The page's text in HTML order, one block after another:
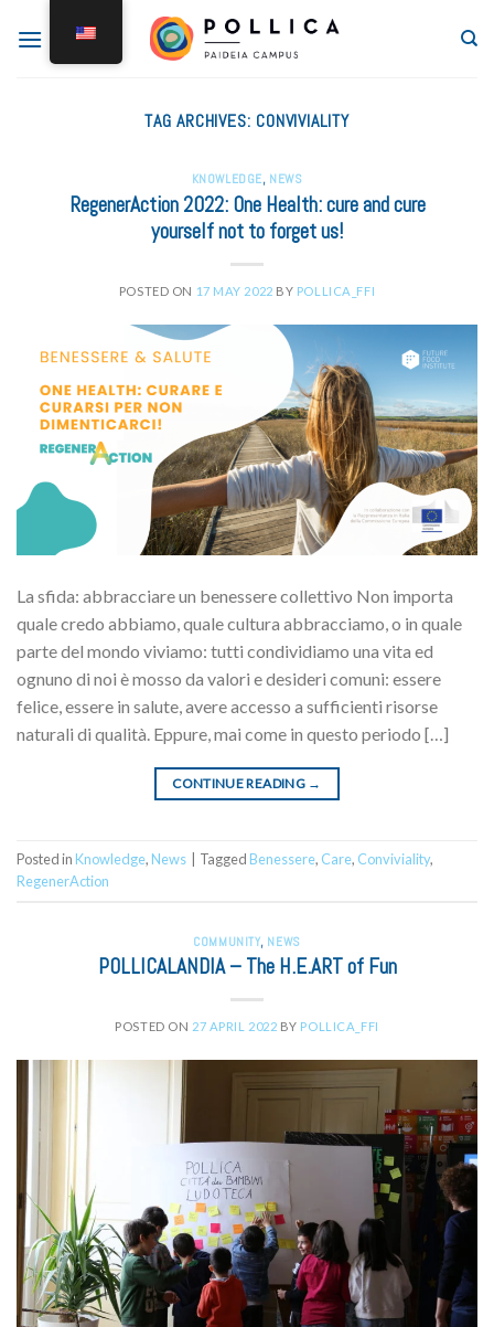
TAG ARCHIVES: CONVIVIALITY
KNOWLEDGE, NEWS
RegenerAction 2022: One Health: cure and cure
yourself not to forget us!
POSTED ON 17 MAY 2022 BY POLLICA_FFI
La sfida: abbracciare un benessere collettivo Non importa
quale credo abbiamo, quale cultura abbracciamo, o in quale
parte del mondo viviamo: tutti condividiamo una vita ed
ognuno di noi è mosso da valori e desideri comuni: essere
felice, essere in salute, avere accesso a sufficienti risorse
naturali di qualità. Eppure, mai come in questo periodo […]
CONTINUE READING →
Posted in Knowledge, News Tagged Benessere, Care, Conviviality,
RegenerAction
COMMUNITY, NEWS
POLLICALANDIA – The H.E.ART of Fun
POSTED ON 27 APRIL 2022 BY POLLICA_FFI